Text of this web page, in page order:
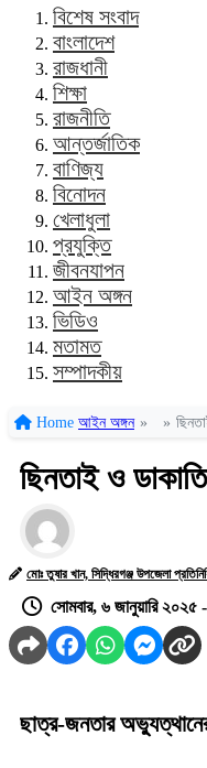
বিশেষ সংবাদ
বাংলাদেশ
রাজধানী
শিক্ষা
রাজনীতি
আন্তর্জাতিক
বাণিজ্য
বিনোদন
খেলাধুলা
প্রযুক্তি
জীবনযাপন
আইন অঙ্গন
ভিডিও
মতামত
সম্পাদকীয়
Home আইন অঙ্গন » »
ছিনতাই ও
মোঃ তুষার খান, সিদ্ধিরগঞ্জ উপজেলা
সোমবার, ৬ জানুয়ারি ২০২৫
ছাত্র-জনতার অভ্যুত্থানের